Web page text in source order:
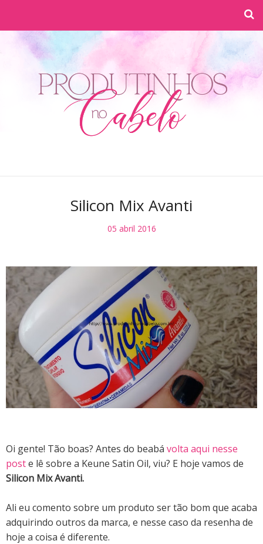
Silicon Mix Avanti
05 abril 2016
Oi gente! Tão boas? Antes do beabá volta aqui nesse
poste lê sobre a Keune Satin Oil, viu? E hoje vamos de
Silicon Mix Avanti.
Ali eu comento sobre um produto ser tão bom que acaba
adquirindo outros da marca, e nesse caso da resenha de
hoje a coisa é diferente.